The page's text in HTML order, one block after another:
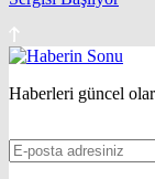
Haberleri güncel